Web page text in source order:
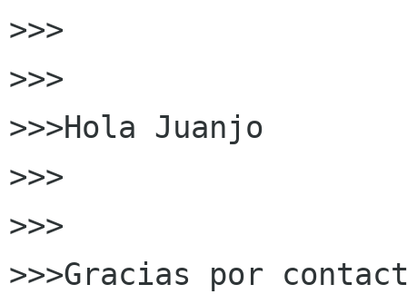
>>>
>>>
>>>Hola Juanjo
>>>
>>>
>>>Gracias por